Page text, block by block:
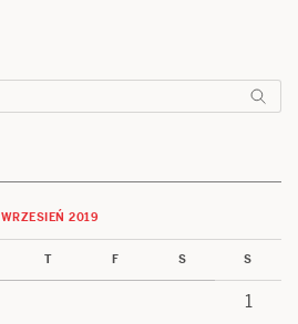
WRZESIEŃ 2019
T F S S
1